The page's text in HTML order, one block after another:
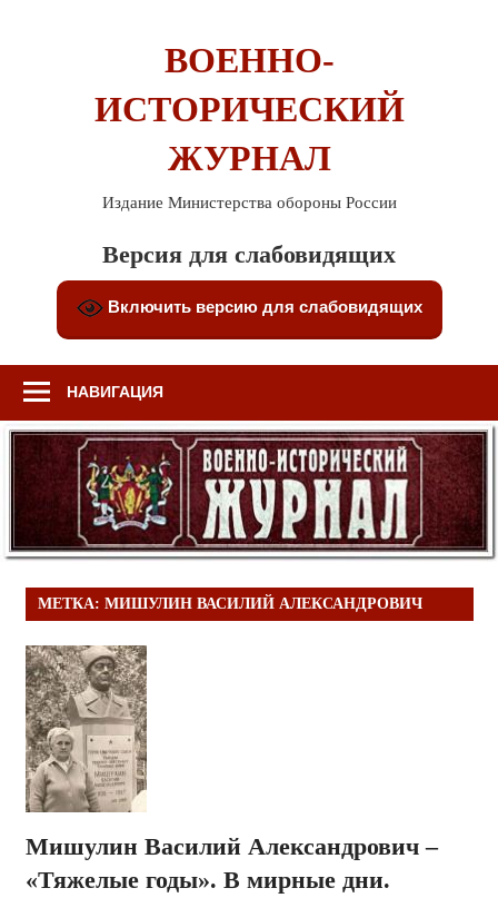
ВОЕННО-
ИСТОРИЧЕСКИЙ
ЖУРНАЛ
Издание Министерства обороны России
Версия для слабовидящих
Включить версию для слабовидящих
НАВИГАЦИЯ
МЕТКА: МИШУЛИН ВАСИЛИЙ АЛЕКСАНДРОВИЧ
Мишулин Василий Александрович –
«Тяжелые годы». В мирные дни.